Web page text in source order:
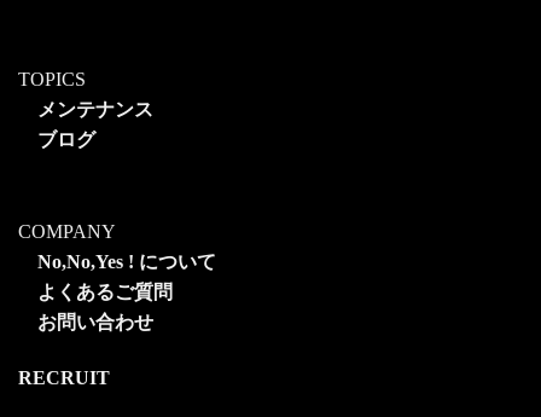
TOPICS
メンテナンス
ブログ
COMPANY
No,No,Yes ! について
よくあるご質問
お問い合わせ
RECRUIT